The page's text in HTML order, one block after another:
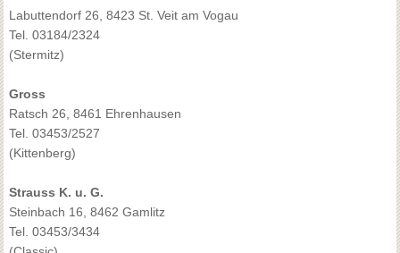
Labuttendorf 26, 8423 St. Veit am Vogau
Tel. 03184/2324
(Stermitz)
Gross
Ratsch 26, 8461 Ehrenhausen
Tel. 03453/2527
(Kittenberg)
Strauss K. u. G.
Steinbach 16, 8462 Gamlitz
Tel. 03453/3434